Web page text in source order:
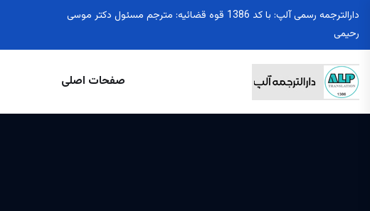
دارالترجمه رسمی آلپ: با کد 1386 قوه قضائیه: مترجم مسئول دکتر موسی
رحیمی
صفحات اصلی